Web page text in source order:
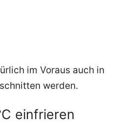
im Voraus auch in
werden.
einfrieren